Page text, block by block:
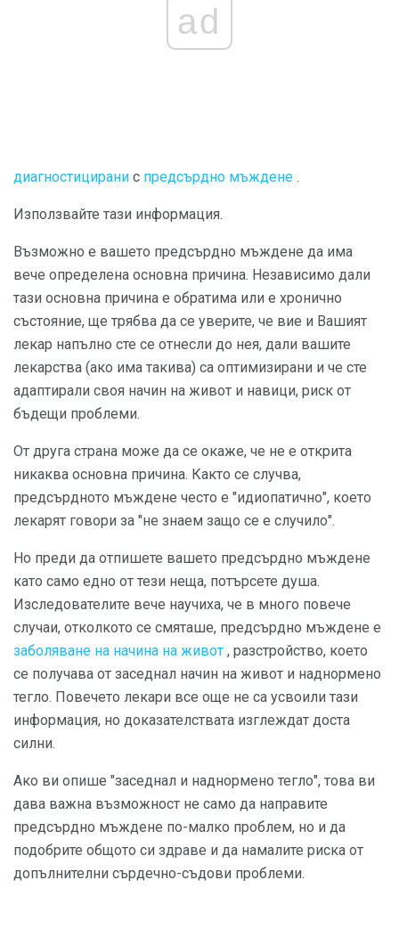
ad
диагностицирани с предсърдно мъждене .
Използвайте тази информация.
Възможно е вашето предсърдно мъждене да има
вече определена основна причина. Независимо дали
тази основна причина е обратима или е хронично
състояние, ще трябва да се уверите, че вие ​​и Вашият
лекар напълно сте се отнесли до нея, дали вашите
лекарства (ако има такива) са оптимизирани и че сте
адаптирали своя начин на живот и навици, риск от
бъдещи проблеми.
От друга страна може да се окаже, че не е открита
никаква основна причина. Както се случва,
предсърдното мъждене често е "идиопатично", което
лекарят говори за "не знаем защо се е случило".
Но преди да отпишете вашето предсърдно мъждене
като само едно от тези неща, потърсете душа.
Изследователите вече научиха, че в много повече
случаи, отколкото се смяташе, предсърдно мъждене е
заболяване на начина на живот , разстройство, което
се получава от заседнал начин на живот и наднормено
тегло. Повечето лекари все още не са усвоили тази
информация, но доказателствата изглеждат доста
силни.
Ако ви опише "заседнал и наднормено тегло", това ви
дава важна възможност не само да направите
предсърдно мъждене по-малко проблем, но и да
подобрите общото си здраве и да намалите риска от
допълнителни сърдечно-съдови проблеми.